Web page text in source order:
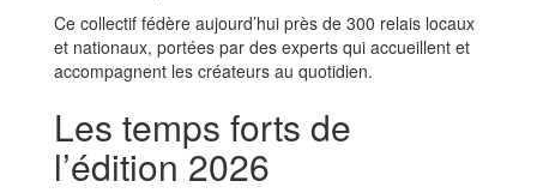
Ce collectif fédère aujourd’hui près de 300 relais locaux
et nationaux, portées par des experts qui accueillent et
accompagnent les créateurs au quotidien.
Les temps forts de
l’édition 2026